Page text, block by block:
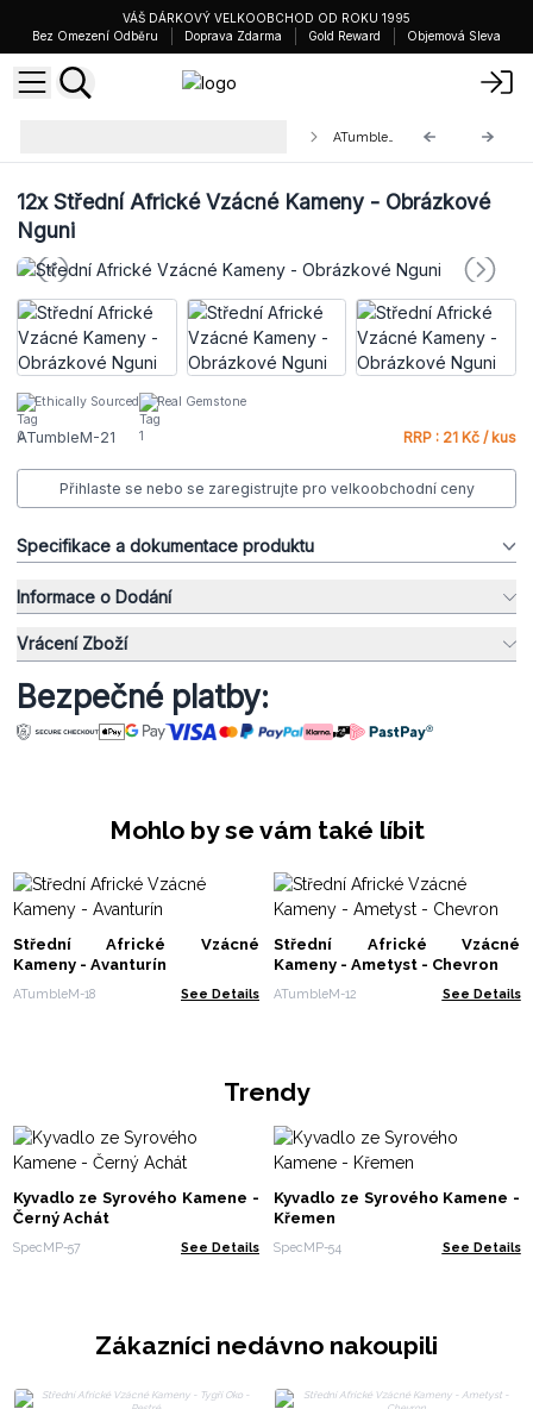
VÁŠ DÁRKOVÝ VELKOOBCHOD OD ROKU 1995
Bez Omezení Odběru
Doprava Zdarma Gold Reward Objemová Sleva
ATumbleM-21
12xStřední Africké Vzácné Kameny - Obrázkové
Nguni
Ethically Sourced Real Gemstone
ATumbleM-21 RRP : 21 Kč / kus
Přihlaste se nebo se zaregistrujte pro velkoobchodní ceny
Specifikace a dokumentace produktu
Informace o Dodání
Vrácení Zboží
Bezpečné platby:
Mohlo by se vám také líbit
Střední Africké Vzácné
Kameny - Avanturín
ATumbleM-18 See Details
Střední Africké Vzácné
Kameny - Ametyst - Chevron
ATumbleM-12 See Details
Trendy
Kyvadlo ze Syrového Kamene -
Černý Achát
SpecMP-57 See Details
Kyvadlo ze Syrového Kamene -
Křemen
SpecMP-54 See Details
Zákazníci nedávno nakoupili